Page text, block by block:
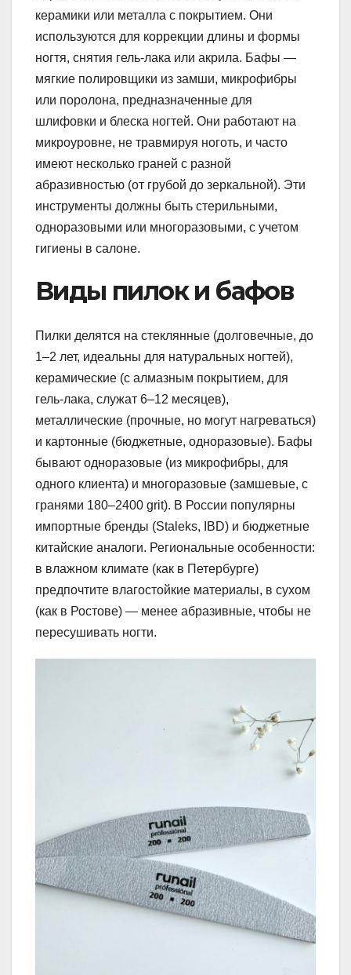
керамики или металла с покрытием. Они
используются для коррекции длины и формы
ногтя, снятия гель-лака или акрила. Бафы —
мягкие полировщики из замши, микрофибры
или поролона, предназначенные для
шлифовки и блеска ногтей. Они работают на
микроуровне, не травмируя ноготь, и часто
имеют несколько граней с разной
абразивностью (от грубой до зеркальной). Эти
инструменты должны быть стерильными,
одноразовыми или многоразовыми, с учетом
гигиены в салоне.
Виды пилок и бафов
Пилки делятся на стеклянные (долговечные, до
1–2 лет, идеальны для натуральных ногтей),
керамические (с алмазным покрытием, для
гель-лака, служат 6–12 месяцев),
металлические (прочные, но могут нагреваться)
и картонные (бюджетные, одноразовые). Бафы
бывают одноразовые (из микрофибры, для
одного клиента) и многоразовые (замшевые, с
гранями 180–2400 grit). В России популярны
импортные бренды (Staleks, IBD) и бюджетные
китайские аналоги. Региональные особенности:
в влажном климате (как в Петербурге)
предпочтите влагостойкие материалы, в сухом
(как в Ростове) — менее абразивные, чтобы не
пересушивать ногти.